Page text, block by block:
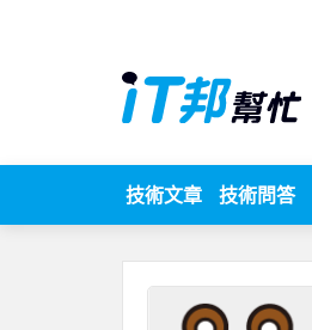
技術文章 技術問答